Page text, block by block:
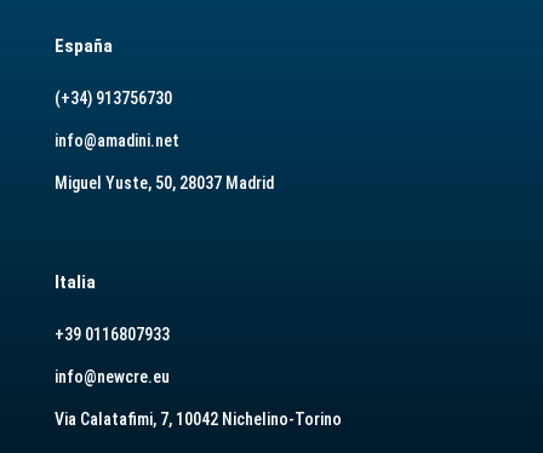
España
(+34) 913756730
info@amadini.net
Miguel Yuste, 50, 28037 Madrid
Italia
+39 0116807933
info@newcre.eu
Via Calatafimi, 7, 10042 Nichelino-Torino